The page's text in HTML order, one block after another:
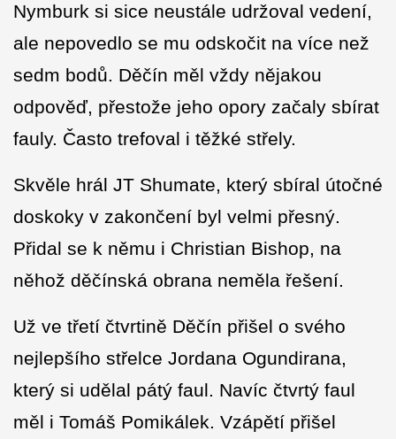
Nymburk si sice neustále udržoval vedení,
ale nepovedlo se mu odskočit na více než
sedm bodů. Děčín měl vždy nějakou
odpověď, přestože jeho opory začaly sbírat
fauly. Často trefoval i těžké střely.
Skvěle hrál JT Shumate, který sbíral útočné
doskoky v zakončení byl velmi přesný.
Přidal se k němu i Christian Bishop, na
něhož děčínská obrana neměla řešení.
Už ve třetí čtvrtině Děčín přišel o svého
nejlepšího střelce Jordana Ogundirana,
který si udělal pátý faul. Navíc čtvrtý faul
měl i Tomáš Pomikálek. Vzápětí přišel